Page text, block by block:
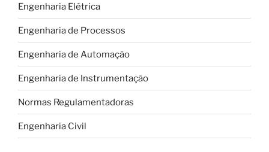
Engenharia Elétrica
Engenharia de Processos
Engenharia de Automação
Engenharia de Instrumentação
Normas Regulamentadoras
Engenharia Civil